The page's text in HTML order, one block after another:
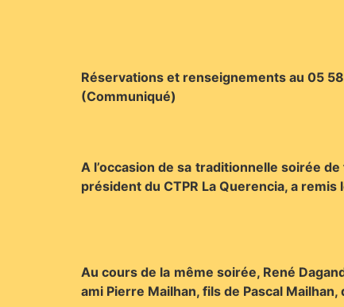
Réservations et renseignements au 05
(Communiqué)
A l’occasion de sa traditionnelle soirée
président du CTPR La Querencia, a
Au cours de la même soirée, René
ami Pierre Mailhan, fils de Pascal